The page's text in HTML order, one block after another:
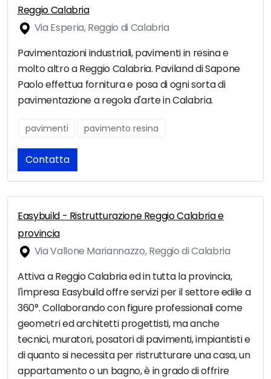
Reggio Calabria
Via Esperia, Reggio di Calabria
Pavimentazioni industriali, pavimenti in resina e
molto altro a Reggio Calabria. Paviland di Sapone
Paolo effettua fornitura e posa di ogni sorta di
pavimentazione a regola d'arte in Calabria.
pavimenti pavimento resina
Contatta
Easybuild - Ristrutturazione Reggio Calabria e
provincia
Via Vallone Mariannazzo, Reggio di Calabria
Attiva a Reggio Calabria ed in tutta la provincia,
l'impresa Easybuild offre servizi per il settore edile a
360°. Collaborando con figure professionali come
geometri ed architetti progettisti, ma anche
tecnici, muratori, posatori di pavimenti, impiantisti e
di quanto si necessita per ristrutturare una casa, un
appartamento o un bagno, è in grado di offrire